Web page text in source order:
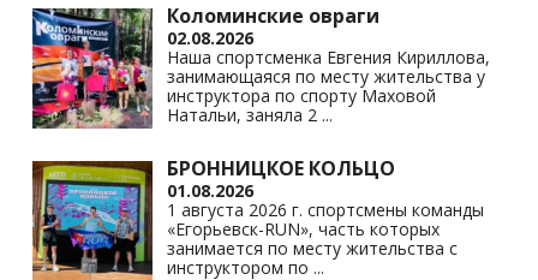
Коломинские овраги
02.08.2026
Наша спортсменка Евгения Кириллова,
занимающаяся по месту жительства у
инструктора по спорту Маховой
Натальи, заняла 2 ...
БРОННИЦКОЕ КОЛЬЦО
01.08.2026
1 августа 2026 г. спортсмены команды
«Егорьевск-RUN», часть которых
занимается по месту жительства с
инструктором по ...